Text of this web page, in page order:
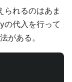
れるのはあま
の代入を行って
がある。